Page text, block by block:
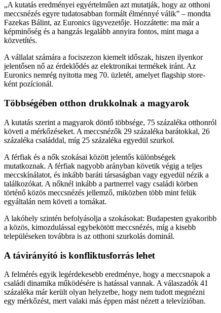
„A kutatás eredményei egyértelműen azt mutatják, hogy az otthoni
meccsnézés egyre tudatosabban formált élménnyé válik” – mondta
Fazekas Bálint, az Euronics ügyvezetője. Hozzátette: ma már a
képminőség és a hangzás legalább annyira fontos, mint maga a
közvetítés.
A vállalat számára a fociszezon kiemelt időszak, hiszen ilyenkor
jelentősen nő az érdeklődés az elektronikai termékek iránt. Az
Euronics nemrég nyitotta meg 70. üzletét, amelyet flagship store-
ként pozícionál.
Többségében otthon drukkolnak a magyarok
A kutatás szerint a magyarok döntő többsége, 75 százaléka otthonról
követi a mérkőzéseket. A meccsnézők 29 százaléka barátokkal, 26
százaléka családdal, míg 25 százaléka egyedül szurkol.
A férfiak és a nők szokásai között jelentős különbségek
mutatkoznak. A férfiak nagyobb arányban követik végig a teljes
meccskínálatot, és inkább baráti társaságban vagy egyedül nézik a
találkozókat. A nőknél inkább a partnerrel vagy családi körben
történő közös meccsnézés jellemző, miközben több mint felük
egyáltalán nem követi a tornákat.
A lakóhely szintén befolyásolja a szokásokat: Budapesten gyakoribb
a közös, kimozdulással egybekötött meccsnézés, míg a kisebb
településeken továbbra is az otthoni szurkolás dominál.
A távirányító is konfliktusforrás lehet
A felmérés egyik legérdekesebb eredménye, hogy a meccsnapok a
családi dinamika működésére is hatással vannak. A válaszadók 41
százaléka már került olyan helyzetbe, hogy nem tudott megnézni
egy mérkőzést, mert valaki más éppen mást nézett a televízióban.